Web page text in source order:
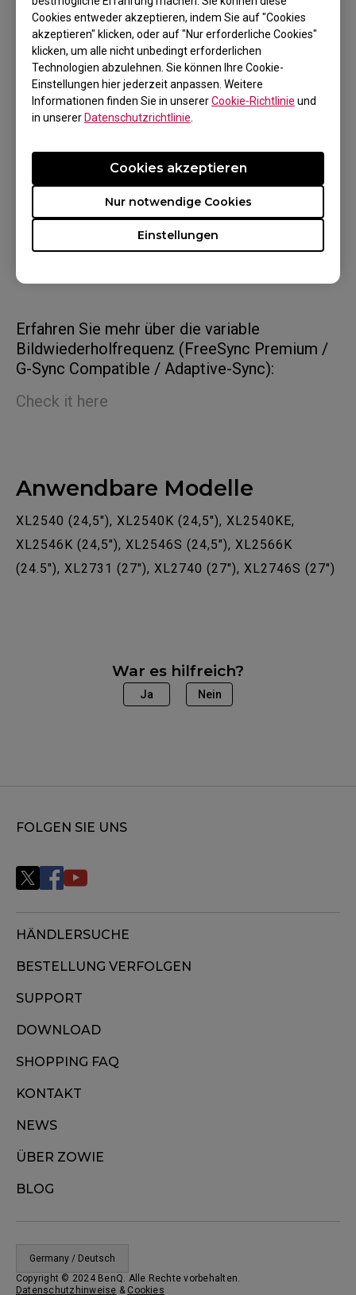
Cookies entweder akzeptieren, indem Sie auf "Cookies
akzeptieren" klicken, oder auf "Nur erforderliche Cookies"
klicken, um alle nicht unbedingt erforderlichen
Technologien abzulehnen. Sie können Ihre Cookie-
Einstellungen hier jederzeit anpassen. Weitere
Informationen finden Sie in unsererCookie-Richtlinie und
in unsererDatenschutzrichtlinie
Einstellungen
Nur notwendige Cookies
Cookies akzeptieren
So aktivieren Sie G-Sync über die
Einstellungen der Grafikkarte:
Check it Here
(falls Ihr Monitor diese Funktion hat) über das
Monitormenü aus, da DyAc/DyAc+ nicht mit
der Technologie der variablen
Bildwiederholrate kompatibel ist. Schalten Sie
dann die Funktion Adaptive-Sync/FreeSync
Erfahren Sie mehr über die variable
Bildwiederholfrequenz (FreeSync Premium /
G-Sync Compatible / Adaptive-Sync):
Check it here
Anwendbare Modelle
XL2540 (24,5"), XL2540K (24,5"), XL2540KE,
XL2546K (24,5"), XL2546S (24,5"), XL2566K
(24.5"), XL2731 (27"), XL2740 (27"), XL2746S (27")
War es hilfreich?
Ja Nein
FOLGEN SIE UNS
HÄNDLERSUCHE
BESTELLUNG VERFOLGEN
SUPPORT
DOWNLOAD
SHOPPING FAQ
KONTAKT
NEWS
ÜBER ZOWIE
BLOG
Germany / Deutsch
Copyright © 2024 BenQ. Alle Rechte vorbehalten.
Datenschutzhinweise & Cookies